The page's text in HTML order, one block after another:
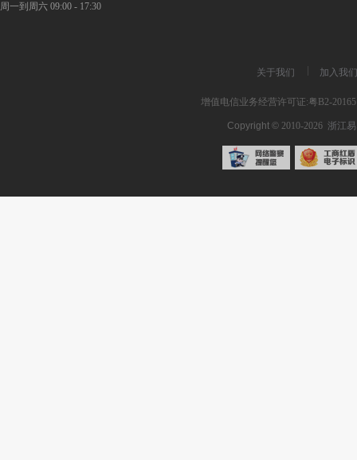
周一到周六 09:00 - 17:30
关于我们 加入我们
增值电信业务经营许可证:粤B2-
Copyright © 2010-2026 浙江